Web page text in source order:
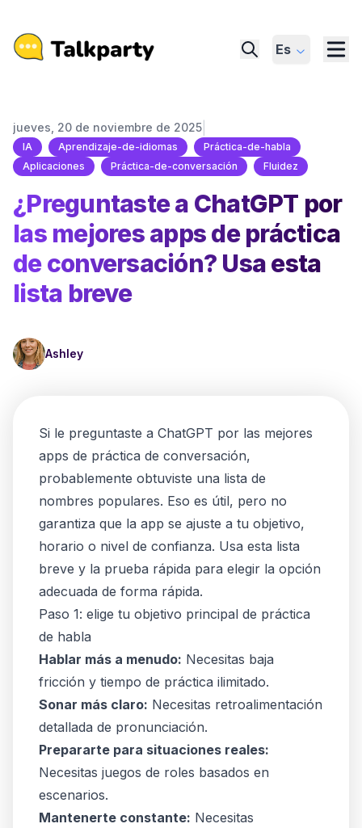
Es
jueves, 20 de noviembre de 2025
IA Aprendizaje-de-idiomas
Práctica-de-habla
Aplicaciones
Práctica-de-conversación Fluidez
¿Preguntaste a ChatGPT por
las mejores apps de práctica
de conversación? Usa esta
lista breve
Ashley
Si le preguntaste a ChatGPT por las mejores
apps de práctica de conversación,
probablemente obtuviste una lista de
nombres populares. Eso es útil, pero no
garantiza que la app se ajuste a tu objetivo,
horario o nivel de confianza. Usa esta lista
breve y la prueba rápida para elegir la opción
adecuada de forma rápida.
Paso 1: elige tu objetivo principal de práctica
de habla
Hablar más a menudo: Necesitas baja
fricción y tiempo de práctica ilimitado.
Sonar más claro: Necesitas retroalimentación
detallada de pronunciación.
Prepararte para situaciones reales:
Necesitas juegos de roles basados en
escenarios.
Mantenerte constante: Necesitas